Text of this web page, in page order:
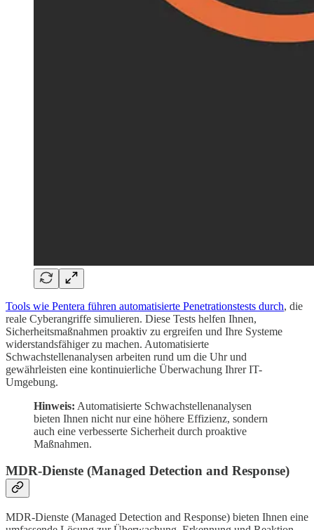
Tools wie Pentera führen automatisierte Penetrationstests durch, die
reale Cyberangriffe simulieren. Diese Tests helfen Ihnen,
Sicherheitsmaßnahmen proaktiv zu ergreifen und Ihre Systeme
widerstandsfähiger zu machen. Automatisierte
Schwachstellenanalysen arbeiten rund um die Uhr und
gewährleisten eine kontinuierliche Überwachung Ihrer IT-
Umgebung.
Hinweis: Automatisierte Schwachstellenanalysen
bieten Ihnen nicht nur eine höhere Effizienz, sondern
auch eine verbesserte Sicherheit durch proaktive
Maßnahmen.
MDR-Dienste (Managed Detection and Response)
MDR-Dienste (Managed Detection and Response) bieten Ihnen eine